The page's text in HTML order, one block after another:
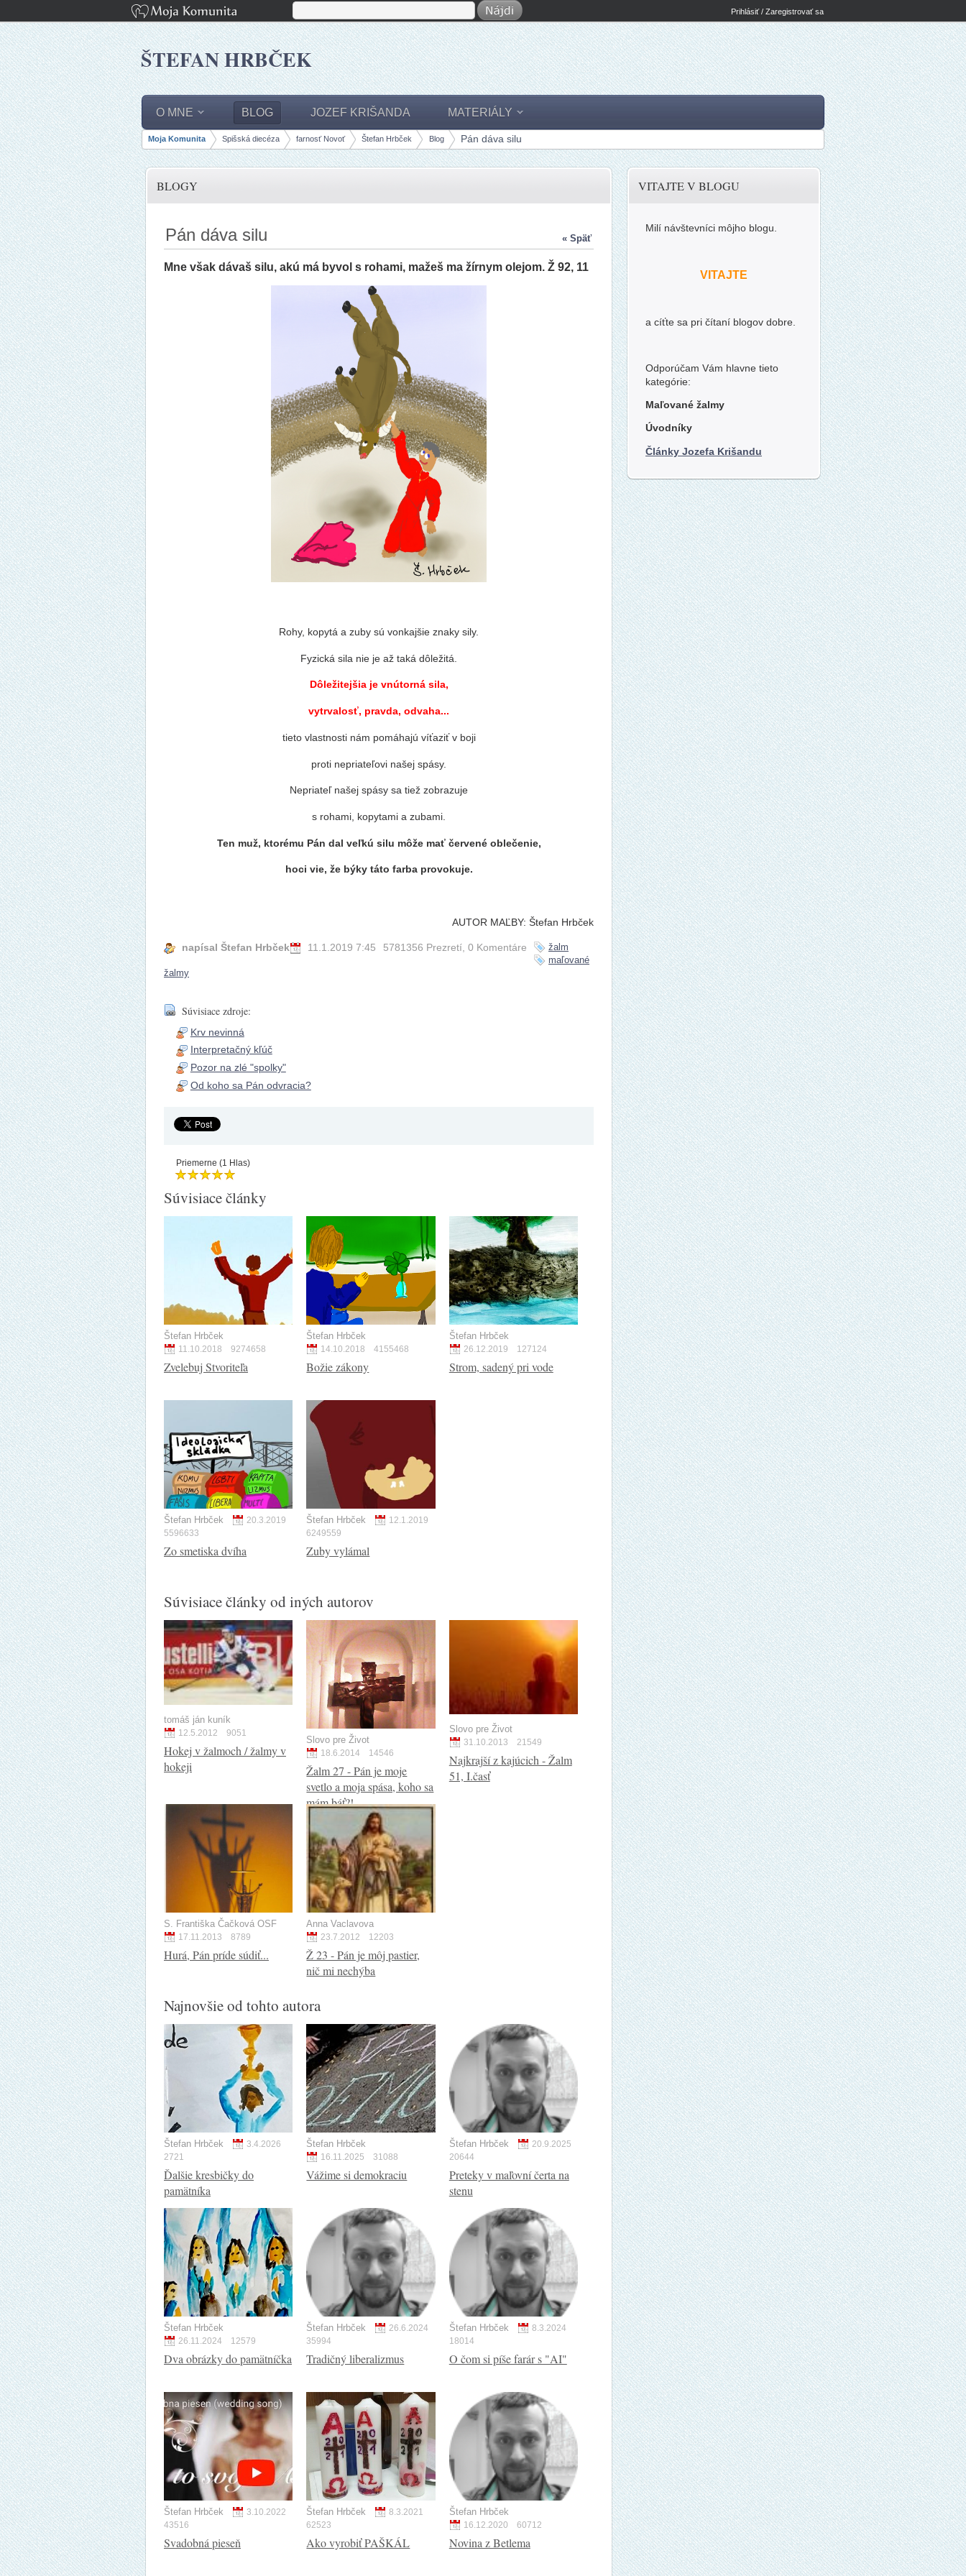
Prihlásiť / Zaregistrovať sa
ŠTEFAN HRBČEK
O MNE BLOG JOZEF KRIŠANDA MATERIÁLY
panely, lišty
Moja Komunita Spišská diecéza farnosť Novoť Štefan Hrbček Blog Pán dáva silu
BLOGY
« Späť
Pán dáva silu
Mne však dávaš silu, akú má byvol s rohami, mažeš ma žírnym olejom. Ž 92, 11
Rohy, kopytá a zuby sú vonkajšie znaky sily.
Fyzická sila nie je až taká dôležitá.
Dôležitejšia je vnútorná sila,
vytrvalosť, pravda, odvaha...
tieto vlastnosti nám pomáhajú víťaziť v boji
proti nepriateľovi našej spásy.
Nepriateľ našej spásy sa tiež zobrazuje
s rohami, kopytami a zubami.
Ten muž, ktorému Pán dal veľkú silu môže mať červené oblečenie,
hoci vie, že býky táto farba provokuje.
AUTOR MAĽBY: Štefan Hrbček
napísal Štefan Hrbček 11.1.2019 7:45 5781356 Prezretí, 0 Komentáre
žalm
maľované
žalmy
Súvisiace zdroje:
Krv nevinná
Interpretačný kľúč
Pozor na zlé "spolky"
Od koho sa Pán odvracia?
Priemerne (1 Hlas)
Súvisiace články
Štefan Hrbček
11.10.2018 9274658
Zvelebuj Stvoriteľa
Štefan Hrbček
14.10.2018 4155468
Božie zákony
Štefan Hrbček
26.12.2019 127124
Strom, sadený pri vode
Štefan Hrbček
20.3.2019
5596633
Zo smetiska dvíha
Štefan Hrbček
12.1.2019
6249559
Zuby vylámal
Súvisiace články od iných autorov
tomáš ján kuník
12.5.2012 9051
Hokej v žalmoch / žalmy v
hokeji
Slovo pre Život
18.6.2014 14546
Žalm 27 - Pán je moje
svetlo a moja spása, koho sa
mám báť?!
Slovo pre Život
31.10.2013 21549
Najkrajší z kajúcich - Žalm
51, I.časť
S. Františka Čačková OSF
17.11.2013 8789
Hurá, Pán príde súdiť...
Anna Vaclavova
23.7.2012 12203
Ž 23 - Pán je môj pastier,
nič mi nechýba
Najnovšie od tohto autora
Štefan Hrbček
3.4.2026
2721
Ďalšie kresbičky do
pamätníka
Štefan Hrbček
16.11.2025 31088
Vážime si demokraciu
Štefan Hrbček
20.9.2025
20644
Preteky v maľovní čerta na
stenu
Štefan Hrbček
26.11.2024 12579
Dva obrázky do pamätníčka
Štefan Hrbček
26.6.2024
35994
Tradičný liberalizmus
Štefan Hrbček
8.3.2024
18014
O čom si píše farár s "AI"
Štefan Hrbček
3.10.2022
43516
Svadobná pieseň
Štefan Hrbček
8.3.2021
62523
Ako vyrobiť PAŠKÁL
Štefan Hrbček
16.12.2020 60712
Novina z Betlema
VITAJTE V BLOGU
Milí návštevníci môjho blogu.
VITAJTE
a cíťte sa pri čítaní blogov dobre.
Odporúčam Vám hlavne tieto
kategórie:
Maľované žalmy
Úvodníky
Články Jozefa Krišandu